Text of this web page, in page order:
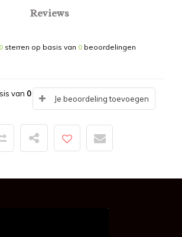
Reviews
0 sterren op basis van 0 beoordelingen
van 0
Je beoordeling toevoegen